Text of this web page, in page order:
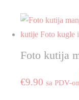
Foto kutija
€9.90 sa PDV-